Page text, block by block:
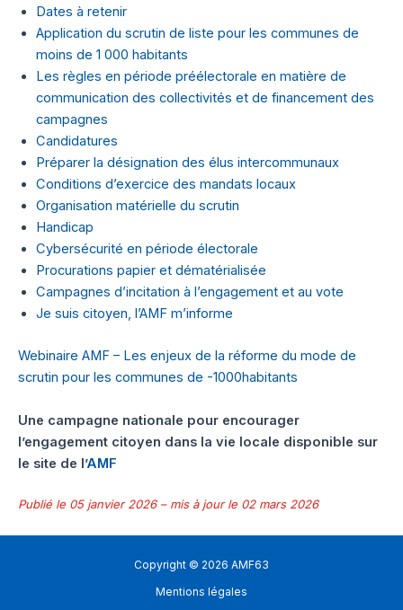
Dates à retenir
Application du scrutin de liste pour les communes de
moins de 1 000 habitants
Les règles en période préélectorale en matière de
communication des collectivités et de financement des
campagnes
Candidatures
Préparer la désignation des élus intercommunaux
Conditions d’exercice des mandats locaux
Organisation matérielle du scrutin
Handicap
Cybersécurité en période électorale
Procurations papier et dématérialisée
Campagnes d’incitation à l’engagement et au vote
Je suis citoyen, l’AMF m’informe
Webinaire AMF – Les enjeux de la réforme du mode de
scrutin pour les communes de -1000habitants
Une campagne nationale pour encourager
l’engagement citoyen dans la vie locale disponible sur
le site de l’AMF
Publié le 05 janvier 2026 – mis à jour le 02 mars 2026
Copyright © 2026 AMF63
Mentions légales